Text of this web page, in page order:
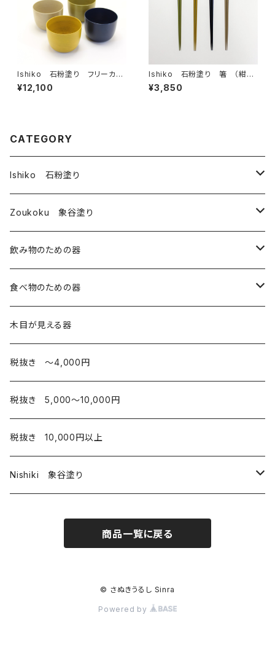
Ishiko 石粉塗り フリーカッ
プ ［単色］
¥12,100
Ishiko 石粉塗り 箸 （紺・
黄・白・緑）
¥3,850
CATEGORY
Ishiko 石粉塗り
皿
コップ
箸・その他
椀
弁当箱
Zoukoku 象谷塗り
酒器
コップ
飲み物のための器
コップ・湯のみ
酒器
食べ物のための器
皿
カップ
お椀
弁当箱
木目が見える器
税抜き 〜4,000円
税抜き 5,000〜10,000円
税抜き 10,000円以上
Nishiki 象谷塗り
商品一覧に戻る
© さぬきうるし Sinra
Powered by